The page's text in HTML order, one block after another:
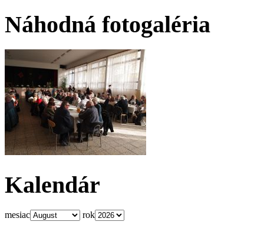
Náhodná fotogaléria
Kalendár
mesiac rok